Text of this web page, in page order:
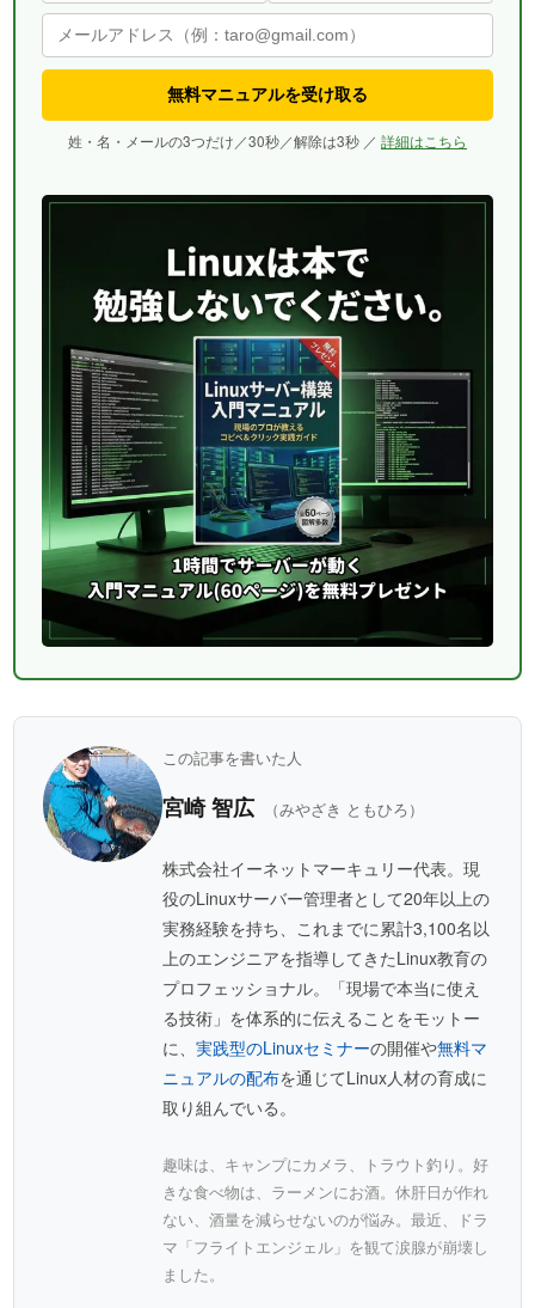
無料マニュアルを受け取る
姓・名・メールの3つだけ／30秒／解除は3秒 ／ 詳細はこちら
この記事を書いた人
宮崎 智広 （みやざき ともひろ）
株式会社イーネットマーキュリー代表。現
役のLinuxサーバー管理者として20年以上の
実務経験を持ち、これまでに累計3,100名以
上のエンジニアを指導してきたLinux教育の
プロフェッショナル。「現場で本当に使え
る技術」を体系的に伝えることをモットー
に、実践型のLinuxセミナーの開催や無料マ
ニュアルの配布を通じてLinux人材の育成に
取り組んでいる。
趣味は、キャンプにカメラ、トラウト釣り。好
きな食べ物は、ラーメンにお酒。休肝日が作れ
ない、酒量を減らせないのが悩み。最近、ドラ
マ「フライトエンジェル」を観て涙腺が崩壊し
ました。